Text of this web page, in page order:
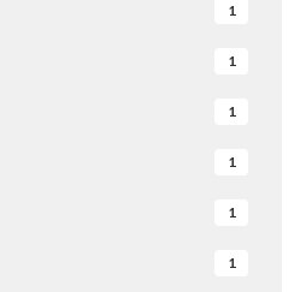
1
1
1
1
1
1